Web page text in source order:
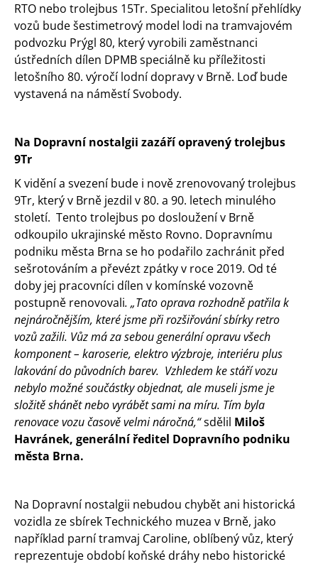
RTO nebo trolejbus 15Tr. Specialitou letošní přehlídky
vozů bude šestimetrový model lodi na tramvajovém
podvozku Prýgl 80, který vyrobili zaměstnanci
ústředních dílen DPMB speciálně ku příležitosti
letošního 80. výročí lodní dopravy v Brně. Loď bude
vystavená na náměstí Svobody.
Na Dopravní nostalgii zazáří opravený trolejbus
9Tr
K vidění a svezení bude i nově zrenovovaný trolejbus
9Tr, který v Brně jezdil v 80. a 90. letech minulého
století. Tento trolejbus po dosloužení v Brně
odkoupilo ukrajinské město Rovno. Dopravnímu
podniku města Brna se ho podařilo zachránit před
sešrotováním a převézt zpátky v roce 2019. Od té
doby jej pracovníci dílen v komínské vozovně
postupně renovovali. „Tato oprava rozhodně patřila k
nejnáročnějším, které jsme při rozšiřování sbírky retro
vozů zažili. Vůz má za sebou generální opravu všech
komponent – karoserie, elektro výzbroje, interiéru plus
lakování do původních barev. Vzhledem ke stáří vozu
nebylo možné součástky objednat, ale museli jsme je
složitě shánět nebo vyrábět sami na míru. Tím byla
renovace vozu časově velmi náročná,“sdělil Miloš
Havránek, generální ředitel Dopravního podniku
města Brna.
Na Dopravní nostalgii nebudou chybět ani historická
vozidla ze sbírek Technického muzea v Brně, jako
například parní tramvaj Caroline, oblíbený vůz, který
reprezentuje období koňské dráhy nebo historické